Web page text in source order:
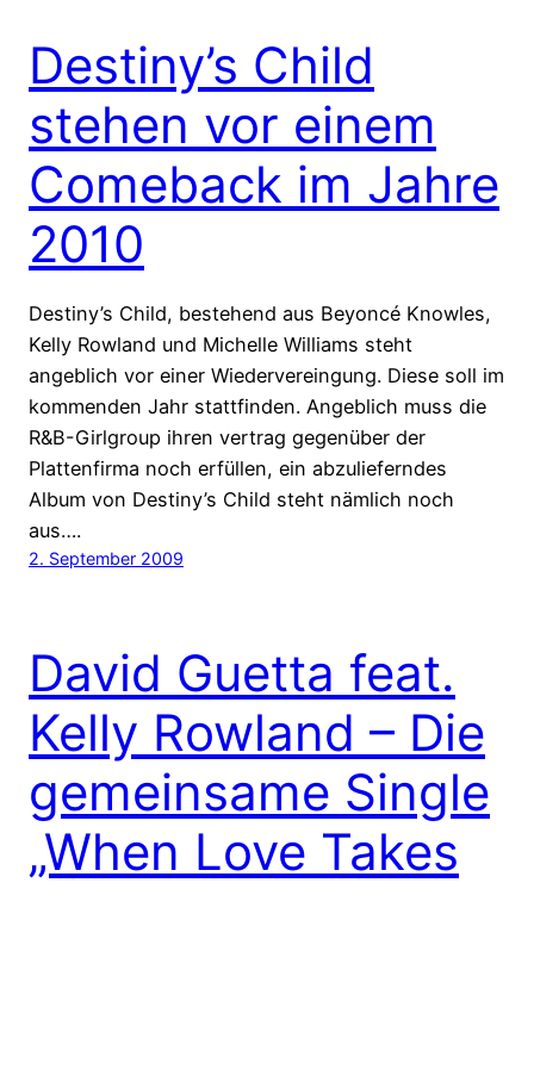
Destiny’s Child
stehen vor einem
Comeback im Jahre
2010
Destiny’s Child, bestehend aus Beyoncé Knowles,
Kelly Rowland und Michelle Williams steht
angeblich vor einer Wiedervereingung. Diese soll im
kommenden Jahr stattfinden. Angeblich muss die
R&B-Girlgroup ihren vertrag gegenüber der
Plattenfirma noch erfüllen, ein abzulieferndes
Album von Destiny’s Child steht nämlich noch
aus….
2. September 2009
David Guetta feat.
Kelly Rowland – Die
gemeinsame Single
„When Love Takes